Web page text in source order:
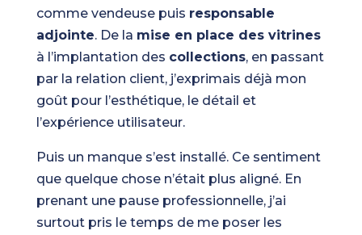
comme vendeuse puis responsable
adjointe. De la mise en place des vitrines
à l’implantation des collections, en passant
par la relation client, j’exprimais déjà mon
goût pour l’esthétique, le détail et
l’expérience utilisateur.
Puis un manque s’est installé. Ce sentiment
que quelque chose n’était plus aligné. En
prenant une pause professionnelle, j’ai
surtout pris le temps de me poser les